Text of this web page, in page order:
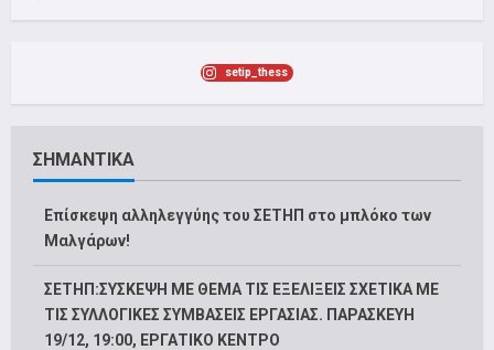
setip_thess
ΣΗΜΑΝΤΙΚΑ
Επίσκεψη αλληλεγγύης του ΣΕΤΗΠ στο μπλόκο των
Μαλγάρων!
ΣΕΤΗΠ:ΣΥΣΚΕΨΗ ΜΕ ΘΕΜΑ ΤΙΣ ΕΞΕΛΙΞΕΙΣ ΣΧΕΤΙΚΑ ΜΕ
ΤΙΣ ΣΥΛΛΟΓΙΚΕΣ ΣΥΜΒΑΣΕΙΣ ΕΡΓΑΣΙΑΣ. ΠΑΡΑΣΚΕΥΗ
19/12, 19:00, ΕΡΓΑΤΙΚΟ ΚΕΝΤΡΟ